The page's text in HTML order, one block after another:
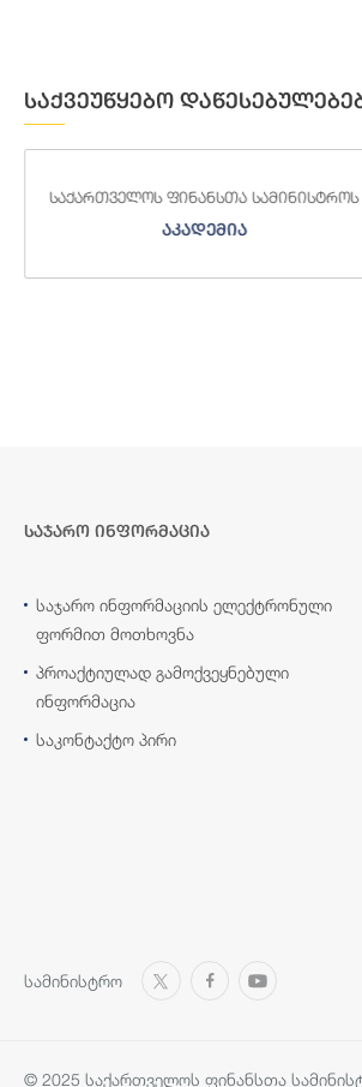
საქვეუწყებო
საქართველოს ფინანსთა სამინისტროს
აკადემია
საჯარო ინფორმაცია
საჯარო ინფორმაციის ელექტრონული
ფორმით მოთხოვნა
პროაქტიულად გამოქვეყნებული
ინფორმაცია
საკონტაქტო პირი
სამინისტრო
© 2025 საქართველოს ფინანსთა